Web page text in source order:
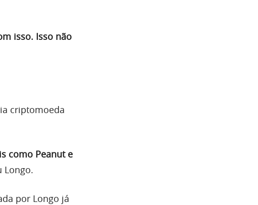
isso. Isso não
criptomoeda
como Peanut e
Longo.
por Longo já